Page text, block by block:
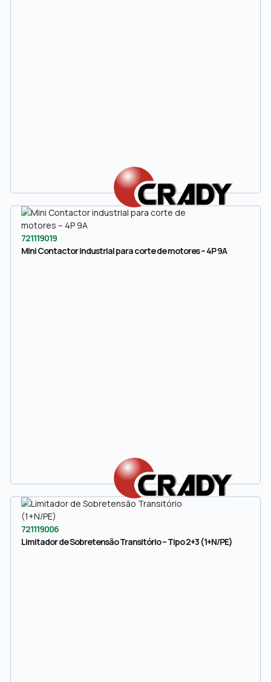
721119019
Mini Contactor industrial para corte de motores – 4P 9A
721119006
Limitador de Sobretensão Transitório – Tipo 2+3 (1+N/PE)